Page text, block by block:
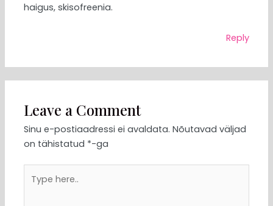
haigus, skisofreenia.
Reply
Leave a Comment
Sinu e-postiaadressi ei avaldata. Nõutavad väljad
on tähistatud *-ga
here..